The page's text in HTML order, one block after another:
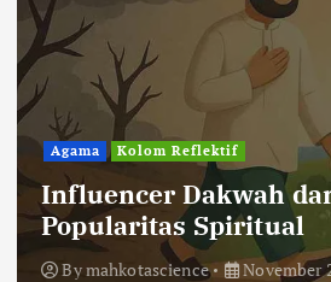
Agama Kolom Reflektif
Influencer Dakwah
Popularitas Spiritual
Bymahkotascience November